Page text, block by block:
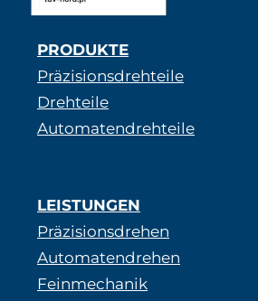
PRODUKTE
Präzisionsdrehteile
Drehteile
Automatendrehteile
LEISTUNGEN
Präzisionsdrehen
Automatendrehen
Feinmechanik